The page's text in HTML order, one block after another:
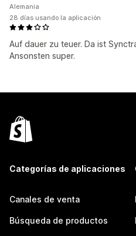
Auf dauer zu teuer. Da ist
Ansonsten super.
Alemania
28 días usando la aplicación
Categorías de aplicaciones
Canales de venta
Búsqueda de productos